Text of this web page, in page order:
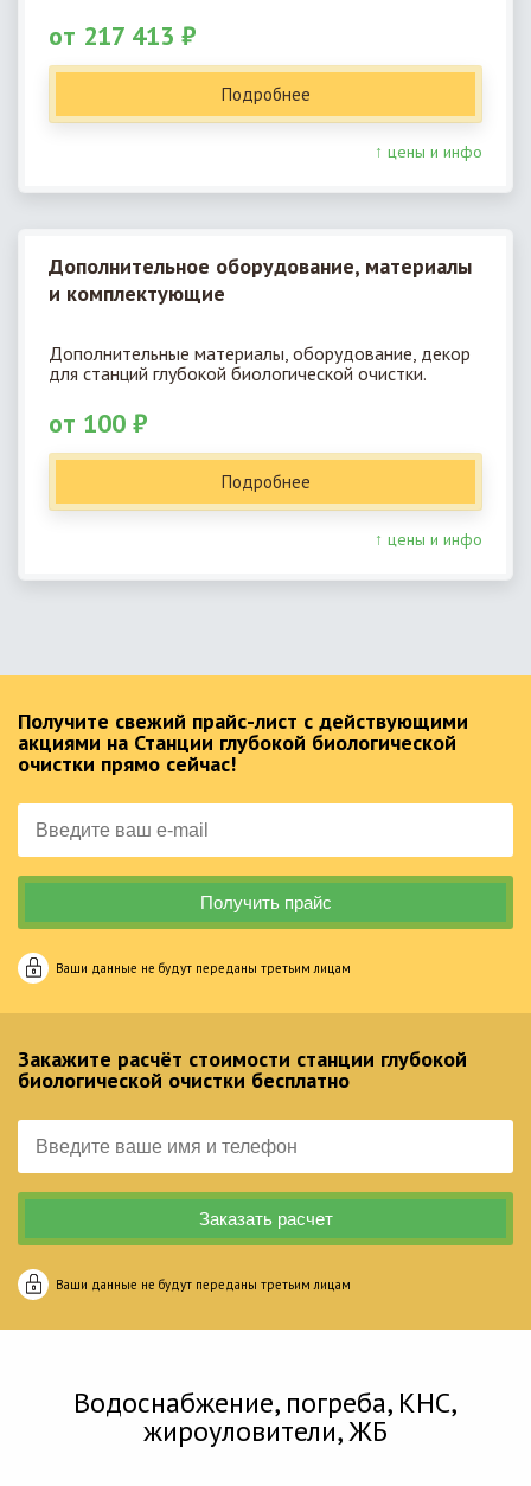
от 217 413 ₽
Подробнее
↑ цены и инфо
Дополнительное оборудование, материалы
и комплектующие
Дополнительные материалы, оборудование, декор
для станций глубокой биологической очистки.
от 100 ₽
Подробнее
↑ цены и инфо
Получите свежий прайс-лист с действующими
акциями на Станции глубокой биологической
очистки прямо сейчас!
Ваши данные не будут переданы третьим лицам
Закажите расчёт стоимости станции глубокой
биологической очистки бесплатно
Ваши данные не будут переданы третьим лицам
Водоснабжение, погреба, КНС,
жироуловители, ЖБ